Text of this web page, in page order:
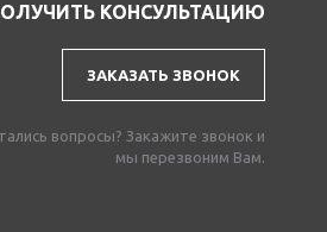
КОНСУЛЬТАЦИЮ
ЗАКАЗАТЬ ЗВОНОК
вопросы? Закажите звонок и
мы перезвоним Вам.